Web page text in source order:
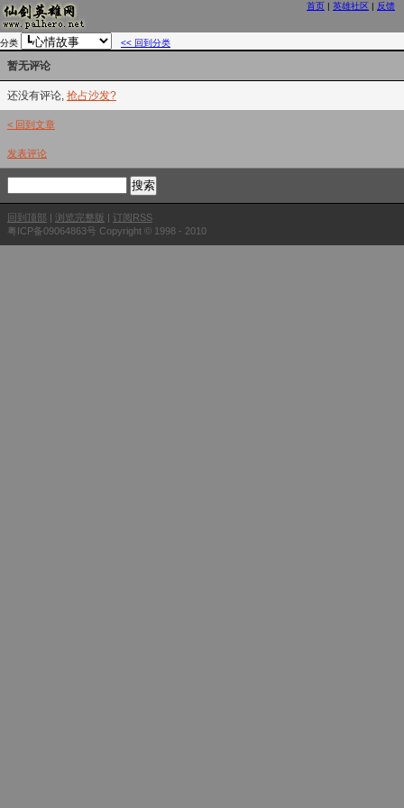
首页 | 英雄社区 | 反馈
分类 << 回到分类
暂无评论
还没有评论, 抢占沙发?
< 回到文章
发表评论
回到顶部 | 浏览完整版 | 订阅RSS
粤ICP备09064863号 Copyright © 1998 - 2010